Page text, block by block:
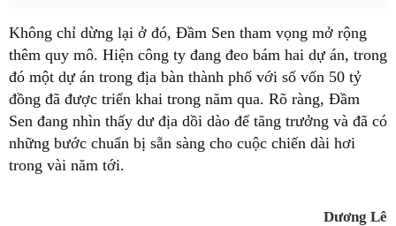
Không chỉ dừng lại ở đó, Đầm Sen tham vọng mở rộng
thêm quy mô. Hiện công ty đang đeo bám hai dự án, trong
đó một dự án trong địa bàn thành phố với số vốn 50 tỷ
đồng đã được triển khai trong năm qua. Rõ ràng, Đầm
Sen đang nhìn thấy dư địa dồi dào để tăng trưởng và đã có
những bước chuẩn bị sẵn sàng cho cuộc chiến dài hơi
trong vài năm tới.
Dương Lê